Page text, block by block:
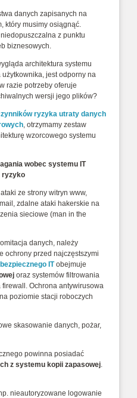
danych zapisanych na
który musimy osiągnąć.
z punktu
biznesowych.
architektura systemu
jest odporny na
razie potrzeby oferuje
wersji jego plików?
ryzyka utraty danych
, otrzymamy zestaw
wzorcowego systemu
wobec systemu IT
ryzyko
ze strony witryn www,
zdalne ataki hakerskie na
sieciowe (man in the
danych, należy
ochrony przed najczęstszymi
ITobejmuje
oraz systemów filtrowania
Ochrona antywirusowa
poziomie stacji roboczych
skasowanie danych, pożar,
powinna posiadać
z systemu kopii zapasowej.
nieautoryzowane logowanie